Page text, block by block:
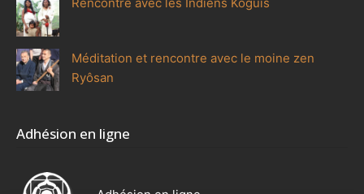
Méditation et rencontre avec le moine zen
Ryôsan
Adhésion en ligne